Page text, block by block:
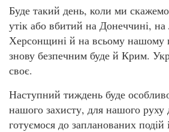
Буде такий день, коли ми
утік або вбитий на Донеччині,
Херсонщині й на всьому нашому
знову безпечним буде й Крим.
своє.
Наступний тиждень буде
нашого захисту, для нашого
готуємося до запланованих подій